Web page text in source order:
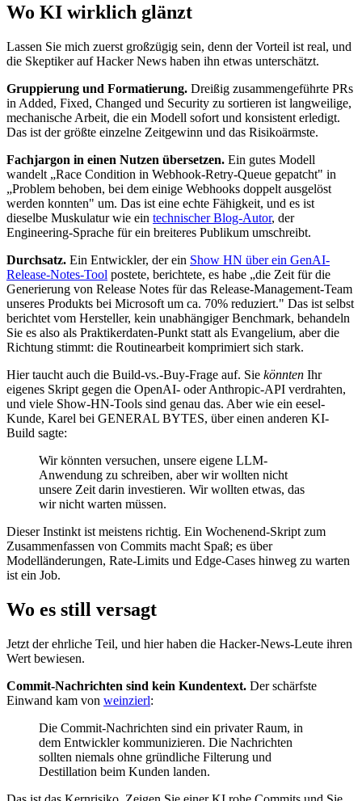
Wo KI wirklich glänzt
Lassen Sie mich zuerst großzügig sein, denn der Vorteil ist real, und
die Skeptiker auf Hacker News haben ihn etwas unterschätzt.
Gruppierung und Formatierung. Dreißig zusammengeführte PRs
in Added, Fixed, Changed und Security zu sortieren ist langweilige,
mechanische Arbeit, die ein Modell sofort und konsistent erledigt.
Das ist der größte einzelne Zeitgewinn und das Risikoärmste.
Fachjargon in einen Nutzen übersetzen. Ein gutes Modell
wandelt „Race Condition in Webhook-Retry-Queue gepatcht" in
„Problem behoben, bei dem einige Webhooks doppelt ausgelöst
werden konnten" um. Das ist eine echte Fähigkeit, und es ist
dieselbe Muskulatur wie ein technischer Blog-Autor, der
Engineering-Sprache für ein breiteres Publikum umschreibt.
Durchsatz. Ein Entwickler, der ein Show HN über ein GenAI-
Release-Notes-Tool postete, berichtete, es habe „die Zeit für die
Generierung von Release Notes für das Release-Management-Team
unseres Produkts bei Microsoft um ca. 70% reduziert." Das ist selbst
berichtet vom Hersteller, kein unabhängiger Benchmark, behandeln
Sie es also als Praktikerdaten-Punkt statt als Evangelium, aber die
Richtung stimmt: die Routinearbeit komprimiert sich stark.
Hier taucht auch die Build-vs.-Buy-Frage auf. Sie könnten Ihr
eigenes Skript gegen die OpenAI- oder Anthropic-API verdrahten,
und viele Show-HN-Tools sind genau das. Aber wie ein eesel-
Kunde, Karel bei GENERAL BYTES, über einen anderen KI-
Build sagte:
Wir könnten versuchen, unsere eigene LLM-
Anwendung zu schreiben, aber wir wollten nicht
unsere Zeit darin investieren. Wir wollten etwas, das
wir nicht warten müssen.
Dieser Instinkt ist meistens richtig. Ein Wochenend-Skript zum
Zusammenfassen von Commits macht Spaß; es über
Modelländerungen, Rate-Limits und Edge-Cases hinweg zu warten
ist ein Job.
Wo es still versagt
Jetzt der ehrliche Teil, und hier haben die Hacker-News-Leute ihren
Wert bewiesen.
Commit-Nachrichten sind kein Kundentext. Der schärfste
Einwand kam von weinzierl:
Die Commit-Nachrichten sind ein privater Raum, in
dem Entwickler kommunizieren. Die Nachrichten
sollten niemals ohne gründliche Filterung und
Destillation beim Kunden landen.